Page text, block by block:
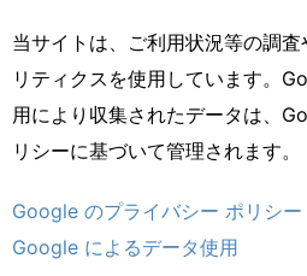
当サイトは、ご利用状況等の調
リティクスを使用しています。
用により収集されたデータは、
リシーに基づいて管理されます。
Google のプライバシー ポリシー
Google によるデータ使用